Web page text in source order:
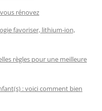
rénovez
favoriser, lithium-ion,
règles pour une meilleure
: voici comment bien